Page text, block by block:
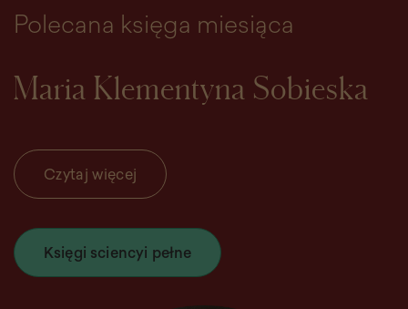
Polecana księga miesiąca
Maria Klementyna Sobieska
Czytaj więcej
Księgi sciencyi pełne